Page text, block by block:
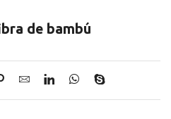
de bambú